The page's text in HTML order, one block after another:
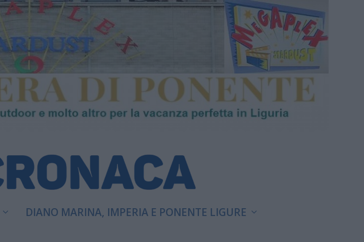
DIANO MARINA, IMPERIA E PONENTE LIGURE